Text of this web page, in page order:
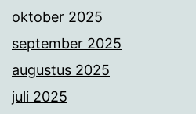
oktober 2025
september 2025
augustus 2025
juli 2025